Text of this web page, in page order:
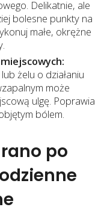
Delikatnie, ale
bolesne punkty na
małe, okrężne
żelu o działaniu
może
ulgę. Poprawia
bólem.
po